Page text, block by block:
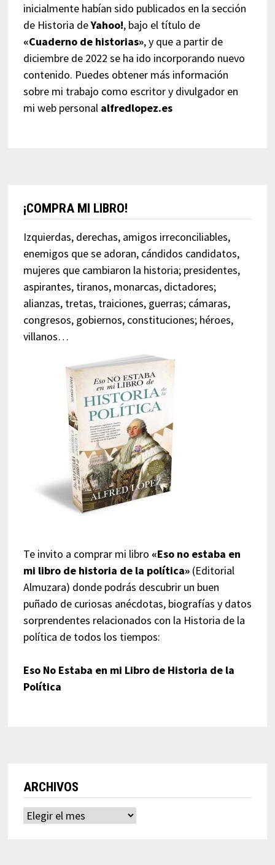
inicialmente habían sido publicados en la sección
de Historia deYahoo!, bajo el título de
«Cuaderno de historias», y que a partir de
diciembre de 2022 se ha ido incorporando nuevo
contenido. Puedes obtener más información
sobre mi trabajo como escritor y divulgador en
mi web personal alfredlopez.es
¡COMPRA MI LIBRO!
Izquierdas, derechas, amigos irreconciliables,
enemigos que se adoran, cándidos candidatos,
mujeres que cambiaron la historia; presidentes,
aspirantes, tiranos, monarcas, dictadores;
alianzas, tretas, traiciones, guerras; cámaras,
congresos, gobiernos, constituciones; héroes,
villanos…
Te invito a comprar mi libro «Eso no estaba en
mi libro de historia de la política»(Editorial
Almuzara) donde podrás descubrir un buen
puñado de curiosas anécdotas, biografías y datos
sorprendentes relacionados con la Historia de la
política de todos los tiempos:
Eso No Estaba en mi Libro de Historia de la
Política
ARCHIVOS
Archivos